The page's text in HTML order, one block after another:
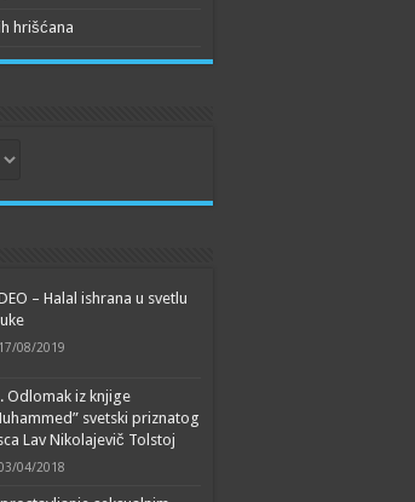
hrišćana
– Halal ishrana u svetlu
17/08/2019
Odlomak iz knjige
svetski priznatog
Lav Nikolajevič Tolstoj
04/2018